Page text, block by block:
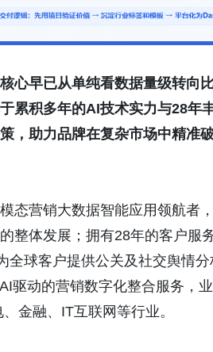
心早已从单纯看数据量级转向
累积多年的AI技术实力与28年
，助力品牌在复杂市场中精准
态营销大数据智能应用领航者
整体发展；拥有28年的客户服
全球客户提供公关及社交舆情
驱动的营销数字化整合服务，
金融、IT互联网等行业。